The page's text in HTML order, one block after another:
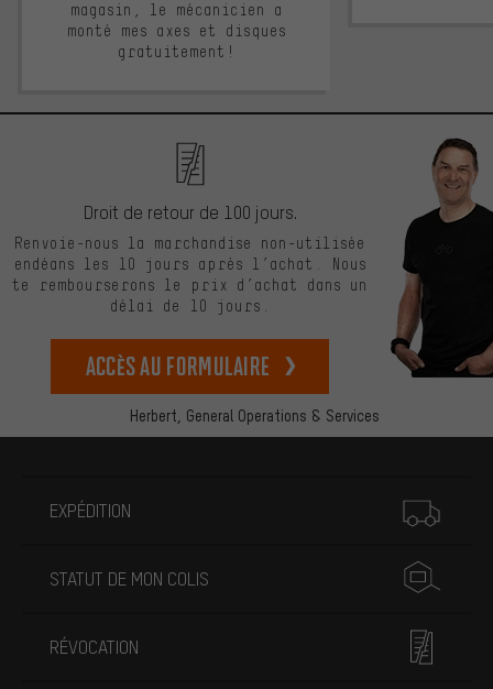
magasin, le mécanicien a
monté mes axes et disques
gratuitement!
Herbert, General Operations & Services
Droit de retour de 100 jours.
Renvoie-nous la marchandise non-utilisée
endéans les 10 jours après l’achat. Nous
te rembourserons le prix d’achat dans un
délai de 10 jours.
Accès au formulaire
EXPÉDITION
STATUT DE MON COLIS
RÉVOCATION